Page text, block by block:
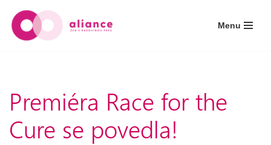
Přeskočit
Menu
Premiéra Race for the
Cure se povedla!